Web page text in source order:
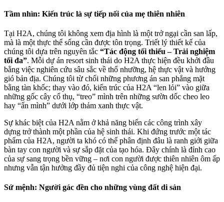
Tầm nhìn: Kiến trúc là sự tiếp nối của mẹ thiên nhiên
Tại H2A, chúng tôi không xem địa hình là một trở ngại cần san lấp,
mà là một thực thể sống cần được tôn trọng. Triết lý thiết kế của
chúng tôi dựa trên nguyên tắc “Tác động tối thiểu – Trải nghiệm
tối đa”. Mỗi dự án resort sinh thái do H2A thực hiện đều khởi đầu
bằng việc nghiên cứu sâu sắc về thổ nhưỡng, hệ thực vật và hướng
gió bản địa. Chúng tôi từ chối những phương án san phẳng mặt
bằng tàn khốc; thay vào đó, kiến trúc của H2A “len lỏi” vào giữa
những gốc cây cổ thụ, “treo” mình trên những sườn dốc cheo leo
hay “ẩn mình” dưới lớp thảm xanh thực vật.
Sự khác biệt của H2A nằm ở khả năng biến các công trình xây
dựng trở thành một phần của hệ sinh thái. Khi đứng trước một tác
phẩm của H2A, người ta khó có thể phân định đâu là ranh giới giữa
bàn tay con người và sự sắp đặt của tạo hóa. Đây chính là đỉnh cao
của sự sang trọng bền vững – nơi con người được thiên nhiên ôm ấp
nhưng vẫn tận hưởng đầy đủ tiện nghi của công nghệ hiện đại.
Sứ mệnh: Người gác đền cho những vùng đất di sản